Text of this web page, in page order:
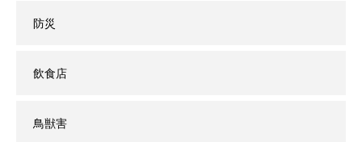
防災
飲食店
鳥獣害